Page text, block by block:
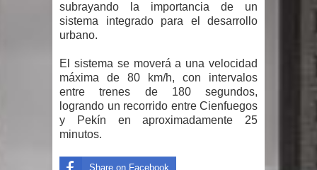
sobre horarios de venta de alcohol
Congreso
Presidente LMD Víctor D´Aza
reúne con alcalde San Cristóbal
subrayando la importancia de un
sistema integrado para el desarrollo
urbano.
El sistema se moverá a una velocidad
máxima de 80 km/h, con intervalos
entre trenes de 180 segundos,
logrando un recorrido entre Cienfuegos
y Pekín en aproximadamente 25
minutos.
Share on Facebook